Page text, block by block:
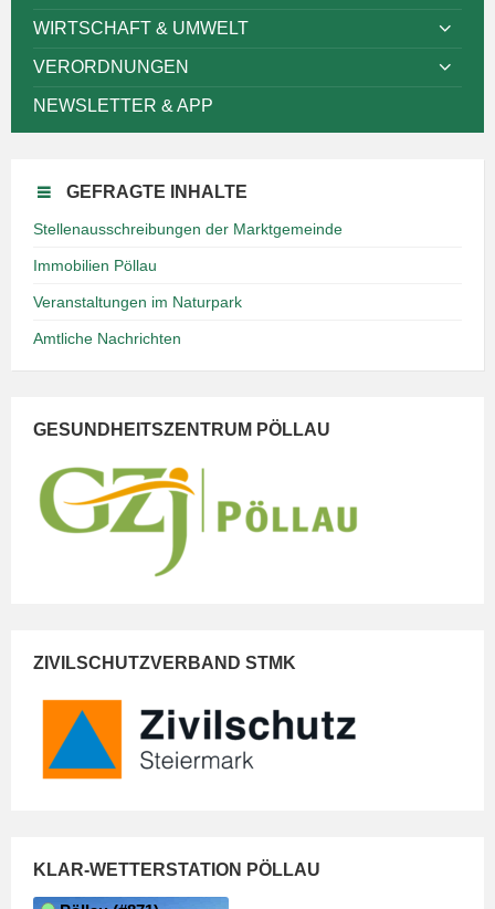
WIRTSCHAFT & UMWELT
VERORDNUNGEN
NEWSLETTER & APP
GEFRAGTE INHALTE
Stellenausschreibungen der Marktgemeinde
Immobilien Pöllau
Veranstaltungen im Naturpark
Amtliche Nachrichten
GESUNDHEITSZENTRUM PÖLLAU
ZIVILSCHUTZVERBAND STMK
KLAR-WETTERSTATION PÖLLAU